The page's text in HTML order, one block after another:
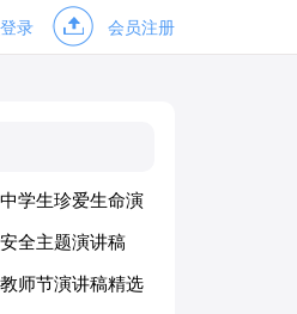
录 会员注册
中学生珍爱生命演
讲稿
安全主题演讲稿
教师节演讲稿精选